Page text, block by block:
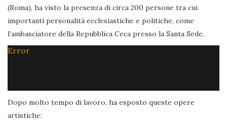
(Roma), ha visto la presenza di circa 200 persone tra cui
importanti personalità ecclesiastiche e politiche, come
l’ambasciatore della Repubblica Ceca presso la Santa Sede.
Error
Dopo molto tempo di lavoro, ha esposto queste opere
artistiche: